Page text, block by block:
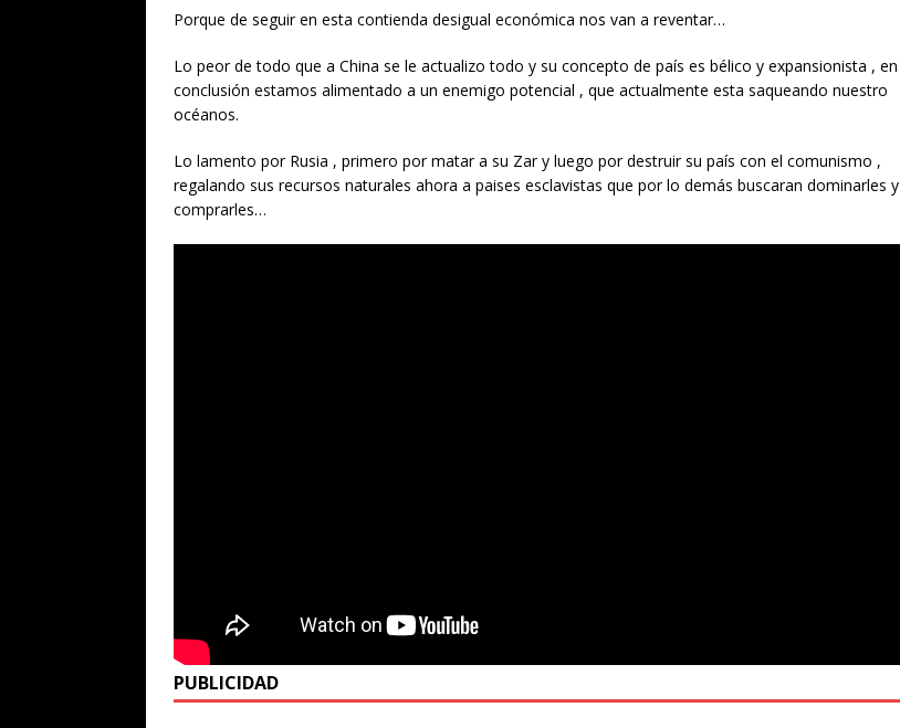
Porque de seguir en esta contienda desigual económica nos van a reventar…
Lo peor de todo que a China se le actualizo todo y su concepto de país es bélico y expansionista , en
conclusión estamos alimentado a un enemigo potencial , que actualmente esta saqueando nuestro
océanos.
Lo lamento por Rusia , primero por matar a su Zar y luego por destruir su país con el comunismo ,
regalando sus recursos naturales ahora a paises esclavistas que por lo demás buscaran dominarles y
comprarles…
PUBLICIDAD